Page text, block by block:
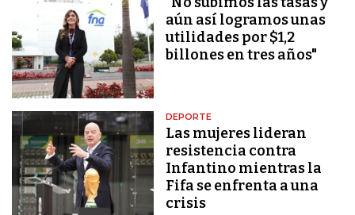
aún así logramos unas
utilidades por $1,2
billones en tres años"
DEPORTE
Las mujeres lideran
resistencia contra
Infantino mientras la
Fifa se enfrenta a una
crisis